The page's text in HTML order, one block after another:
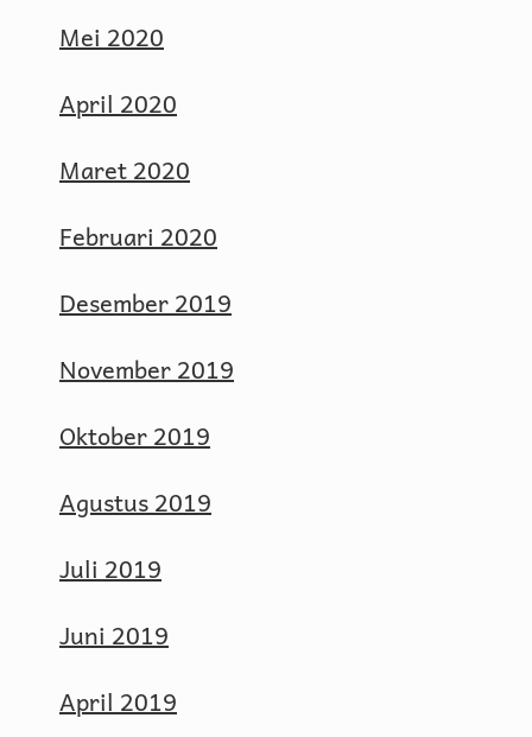
Mei 2020
April 2020
Maret 2020
Februari 2020
Desember 2019
November 2019
Oktober 2019
Agustus 2019
Juli 2019
Juni 2019
April 2019